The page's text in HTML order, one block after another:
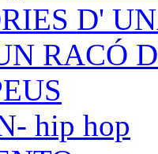
D'
RACÓ
hip hop